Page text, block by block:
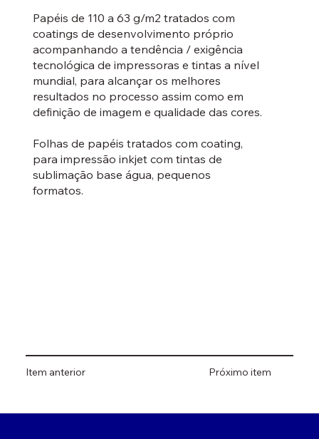
Papéis de 110 a 63 g/m2 tratados com
coatings de desenvolvimento próprio
acompanhando a tendência / exigência
tecnológica de impressoras e tintas a nível
mundial, para alcançar os melhores
resultados no processo assim como em
definição de imagem e qualidade das cores.
Folhas de papéis tratados com coating,
para impressão inkjet com tintas de
sublimação base água, pequenos
formatos.
Item anterior Próximo item